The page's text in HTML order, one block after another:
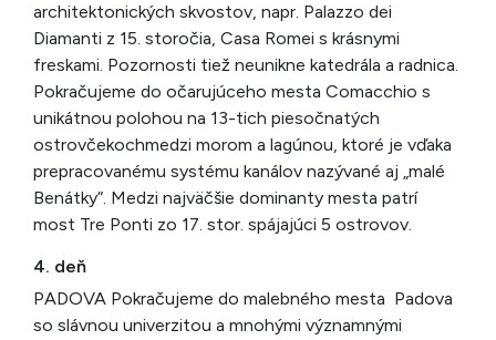
architektonických skvostov, napr. Palazzo dei
Diamanti z 15. storočia, Casa Romei s krásnymi
freskami. Pozornosti tiež neunikne katedrála a radnica.
Pokračujeme do očarujúceho mesta Comacchio s
unikátnou polohou na 13-tich piesočnatých
ostrovčekochmedzi morom a lagúnou, ktoré je vďaka
prepracovanému systému kanálov nazývané aj „malé
Benátky“. Medzi najväčšie dominanty mesta patrí
most Tre Ponti zo 17. stor. spájajúci 5 ostrovov.
4. deň
PADOVA Pokračujeme do malebného mesta Padova
so slávnou univerzitou a mnohými významnými